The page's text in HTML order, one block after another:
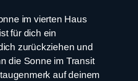
im vierten Haus
für dich ein
zurückziehen und
die Sonne im Transit
auf deinem